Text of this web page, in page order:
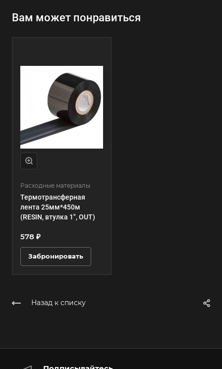
Вам может понравиться
Расходные материалы
Термотрансферная
лента 25мм*450м
(RESIN, втулка 1", OUT)
578 ₽
Забронировать
Назад к списку